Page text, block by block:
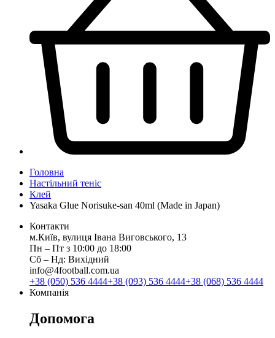
Головна
Настільний теніс
Клей
Yasaka Glue Norisuke-san 40ml (Made in Japan)
Контакти
м.Київ, вулиця Івана Виговського, 13
Пн ‒ Пт з 10:00 до 18:00
Сб ‒ Нд: Вихідний
info@4football.com.ua
+38 (050) 536 4444+38 (093) 536 4444+38 (068) 536 4444
Компанія
Допомога